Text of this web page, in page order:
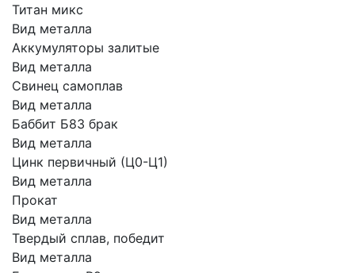
Титан микс
Вид металла
Аккумуляторы залитые
Вид металла
Свинец самоплав
Вид металла
Баббит Б83 брак
Вид металла
Цинк первичный (Ц0-Ц1)
Вид металла
Прокат
Вид металла
Твердый сплав, победит
Вид металла